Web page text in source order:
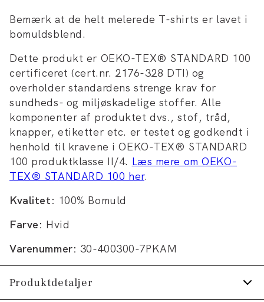
Bemærk at de helt melerede T-shirts er lavet i
bomuldsblend.
Dette produkt er OEKO-TEX® STANDARD 100
certificeret (cert.nr. 2176-328 DTI) og
overholder standardens strenge krav for
sundheds- og miljøskadelige stoffer. Alle
komponenter af produktet dvs., stof, tråd,
knapper, etiketter etc. er testet og godkendt i
henhold til kravene i OEKO-TEX® STANDARD
100 produktklasse II/4. Læs mere om OEKO-
TEX® STANDARD 100 her.
Kvalitet: 100% Bomuld
Farve: Hvid
Varenummer: 30-400300-7PKAM
Produktdetaljer